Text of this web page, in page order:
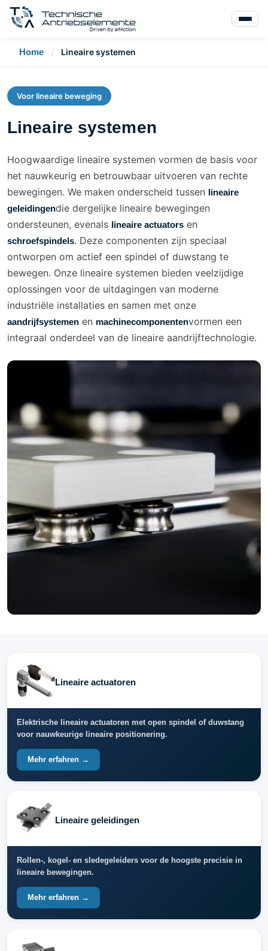
Home / Lineaire systemen
Voor lineaire beweging
Lineaire systemen
Hoogwaardige lineaire systemen vormen de basis voor
het nauwkeurig en betrouwbaar uitvoeren van rechte
bewegingen. We maken onderscheid tussen lineaire
geleidingendie dergelijke lineaire bewegingen
ondersteunen, evenals lineaire actuators en
schroefspindels. Deze componenten zijn speciaal
ontworpen om actief een spindel of duwstang te
bewegen. Onze lineaire systemen bieden veelzijdige
oplossingen voor de uitdagingen van moderne
industriële installaties en samen met onze
aandrijfsystemen en machinecomponentenvormen een
integraal onderdeel van de lineaire aandrijftechnologie.
Lineaire actuatoren
Elektrische lineaire actuatoren met open spindel of duwstang
voor nauwkeurige lineaire positionering.
Mehr erfahren →
Lineaire geleidingen
Rollen-, kogel- en sledegeleiders voor de hoogste precisie in
lineaire bewegingen.
Mehr erfahren →